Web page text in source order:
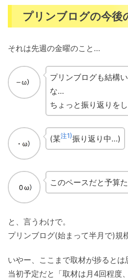
プリンブログの今後
それは先週の金曜のこと…
プリンブログも結構
な…
ちょっと振り返りをし
(某注1)振り返り中…)
このペースだと予算た
と、言うわけで。
プリンブログ(始まって半月で)規
いやー、ここまで取材が捗るとは
当初予定だと「取材は月4回程度